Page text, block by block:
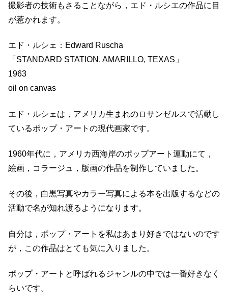
撮影者の技術もさることながら，エド・ルシエの作品に目
が惹かれます。
エド・ルシェ：Edward Ruscha
「STANDARD STATION, AMARILLO, TEXAS」
1963
oil on canvas
エド・ルシェは，アメリカ生まれのロサンゼルスで活動し
ているポップ・アートの現代画家です。
1960年代に，アメリカ西海岸のポップアート運動にて，
絵画，コラージュ，版画の作品を制作していました。
その後，白黒写真やカラー写真による本を出版するなどの
活動で名が知れ渡るようになります。
自分は，ポップ・アートを私はあまり好きではないのです
が，この作品はとても気に入りました。
ポップ・アートと呼ばれるジャンルの中では一番好きなく
らいです。